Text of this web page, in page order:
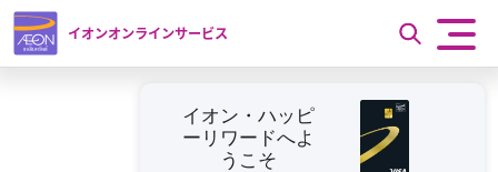
イオンオンラインサービス
イオン・ハッピ
ーリワードへよ
うこそ